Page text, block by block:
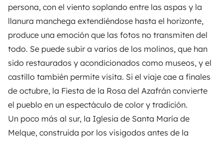
persona, con el viento soplando entre las aspas y la
llanura manchega extendiéndose hasta el horizonte,
produce una emoción que las fotos no transmiten del
todo. Se puede subir a varios de los molinos, que han
sido restaurados y acondicionados como museos, y el
castillo también permite visita. Si el viaje cae a finales
de octubre, la Fiesta de la Rosa del Azafrán convierte
el pueblo en un espectáculo de color y tradición.
Un poco más al sur, la Iglesia de Santa María de
Melque, construida por los visigodos antes de la